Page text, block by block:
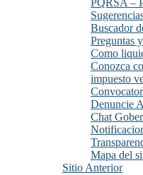
PQRSA –
Buscador
Preguntas
Como
Conozca
impuesto
Denuncie
Chat
Mapa del
Sitio Anterior